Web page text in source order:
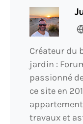
Créateur du
jardin :
passionné
ce site en
travaux et